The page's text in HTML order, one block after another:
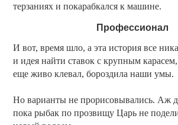
терзаниях и покарабкался к машине.
Профессионал
И вот, время шло, а эта история все
и идея найти ставок с крупным
еще живо клевал, бороздила наши умы.
Но варианты не прорисовывались. Аж
пока рыбак по прозвищу Царь не